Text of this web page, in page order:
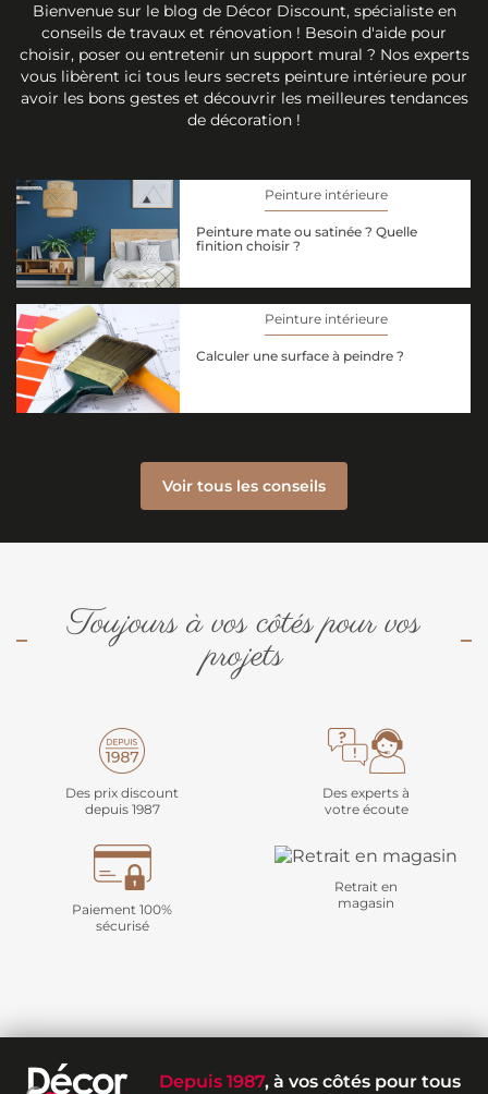
Bienvenue sur le blog de Décor Discount, spécialiste en
conseils de travaux et rénovation ! Besoin d'aide pour
choisir, poser ou entretenir un support mural ? Nos experts
vous libèrent ici tous leurs secrets peinture intérieure pour
avoir les bons gestes et découvrir les meilleures tendances
de décoration !
Peinture intérieure
Peinture mate ou satinée ? Quelle
finition choisir ?
Peinture intérieure
Calculer une surface à peindre ?
Voir tous les conseils
Toujours à vos côtés pour vos
projets
Des prix discount
depuis 1987
Des experts à
votre écoute
Paiement 100%
sécurisé
Retrait en
magasin
Depuis 1987, à vos côtés pour tous